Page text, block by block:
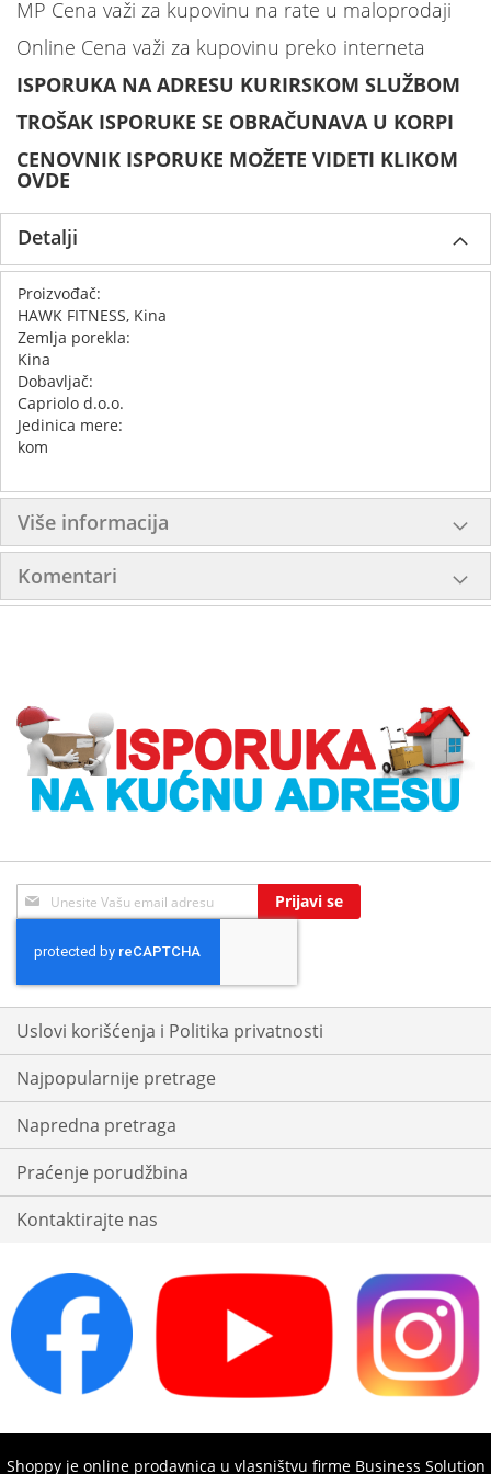
MP Cena važi za kupovinu na rate u maloprodaji
Online Cena važi za kupovinu preko interneta
ISPORUKA NA ADRESU KURIRSKOM SLUŽBOM
TROŠAK ISPORUKE SE OBRAČUNAVA U KORPI
CENOVNIK ISPORUKE MOŽETE VIDETI KLIKOM
OVDE
Detalji
Proizvođač:
HAWK FITNESS, Kina
Zemlja porekla:
Kina
Dobavljač:
Capriolo d.o.o.
Jedinica mere:
kom
Više informacija
Komentari
Sign
Up
Our
Newsletter:
Prijavi se
Uslovi korišćenja i Politika privatnosti
Najpopularnije pretrage
Napredna pretraga
Praćenje porudžbina
Kontaktirajte nas
Shoppy je online prodavnica u vlasništvu firme Business Solution